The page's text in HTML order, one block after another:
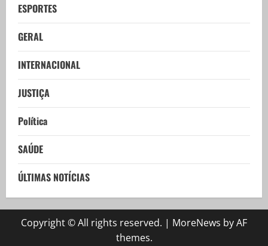
ESPORTES
GERAL
INTERNACIONAL
JUSTIÇA
Política
SAÚDE
ÚLTIMAS NOTÍCIAS
Copyright © All rights reserved. | MoreNews by AF
themes.